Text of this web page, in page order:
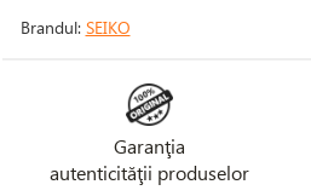
Brandul: SEIKO
Garanţia
autenticităţii produselor